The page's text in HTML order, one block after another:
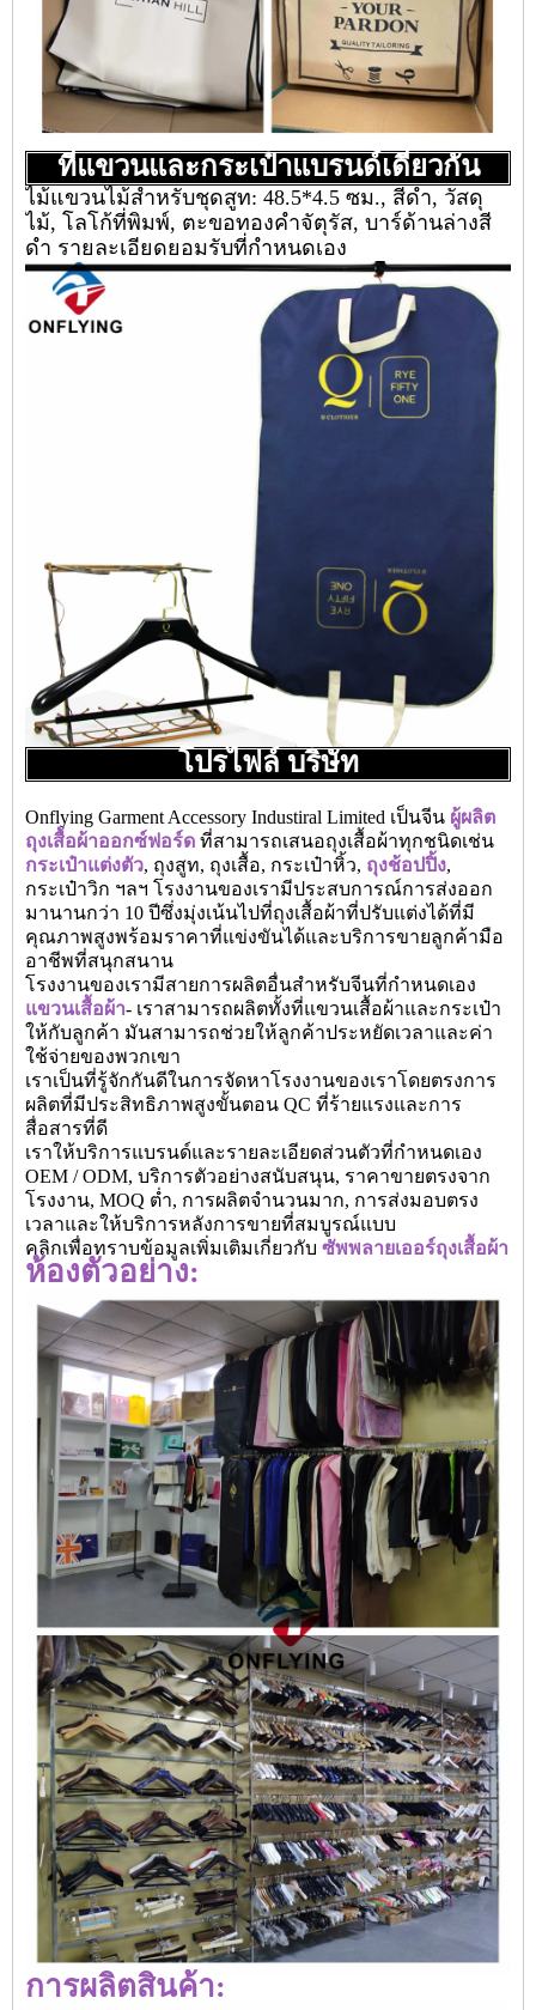
ที่แขวนและกระเป๋าแบรนด์เดียวกัน
ไม้แขวนไม้สำหรับชุดสูท: 48.5*4.5 ซม., สีดำ, วัสดุ
ไม้, โลโก้ที่พิมพ์, ตะขอทองคำจัตุรัส, บาร์ด้านล่างสี
ดำ รายละเอียดยอมรับที่กำหนดเอง
โปรไฟล์ บริษัท
Onflying Garment Accessory Industiral Limited เป็นจีน ผู้ผลิต
ถุงเสื้อผ้าออกซ์ฟอร์ด ที่สามารถเสนอถุงเสื้อผ้าทุกชนิดเช่น
กระเป๋าแต่งตัว, ถุงสูท, ถุงเสื้อ, กระเป๋าหิ้ว, ถุงช้อปปิ้ง,
กระเป๋าวิก ฯลฯ โรงงานของเรามีประสบการณ์การส่งออก
มานานกว่า 10 ปีซึ่งมุ่งเน้นไปที่ถุงเสื้อผ้าที่ปรับแต่งได้ที่มี
คุณภาพสูงพร้อมราคาที่แข่งขันได้และบริการขายลูกค้ามือ
อาชีพที่สนุกสนาน
โรงงานของเรามีสายการผลิตอื่นสำหรับจีนที่กำหนดเอง
แขวนเสื้อผ้า- เราสามารถผลิตทั้งที่แขวนเสื้อผ้าและกระเป๋า
ให้กับลูกค้า มันสามารถช่วยให้ลูกค้าประหยัดเวลาและค่า
ใช้จ่ายของพวกเขา
เราเป็นที่รู้จักกันดีในการจัดหาโรงงานของเราโดยตรงการ
ผลิตที่มีประสิทธิภาพสูงขั้นตอน QC ที่ร้ายแรงและการ
สื่อสารที่ดี
เราให้บริการแบรนด์และรายละเอียดส่วนตัวที่กำหนดเอง
OEM / ODM, บริการตัวอย่างสนับสนุน, ราคาขายตรงจาก
โรงงาน, MOQ ต่ำ, การผลิตจำนวนมาก, การส่งมอบตรง
เวลาและให้บริการหลังการขายที่สมบูรณ์แบบ
คลิกเพื่อทราบข้อมูลเพิ่มเติมเกี่ยวกับ ซัพพลายเออร์ถุงเสื้อผ้า
ห้องตัวอย่าง:
การผลิตสินค้า: